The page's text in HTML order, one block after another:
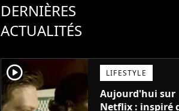
DERNIÈRES
ACTUALITÉS
player2 LIFESTYLE
Aujourd'hui sur
Netflix : inspiré